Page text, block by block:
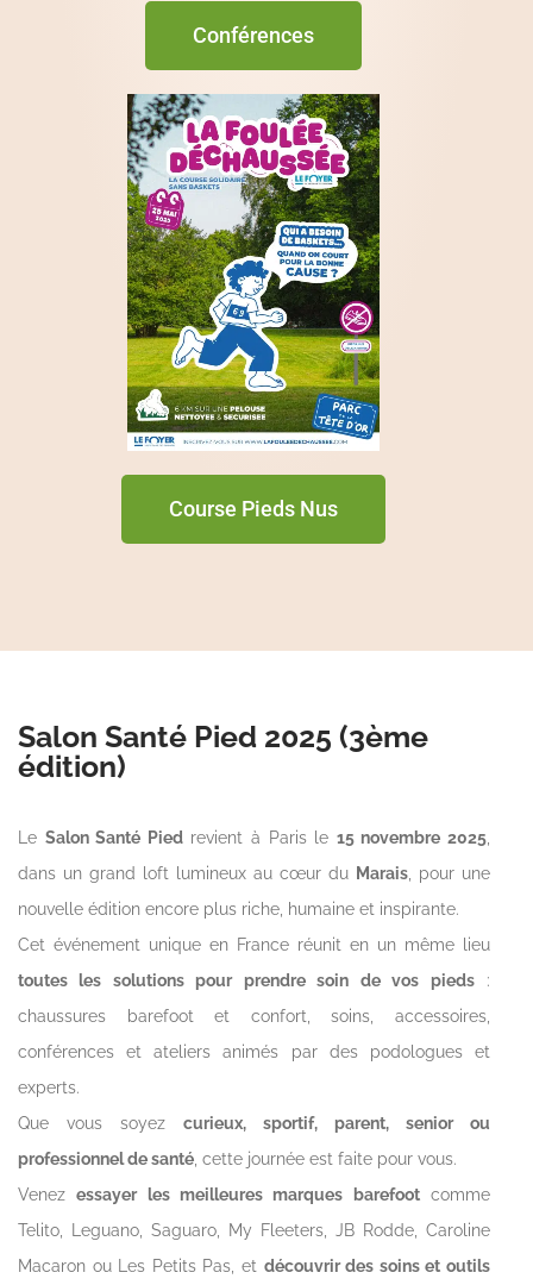
Conférences
Course Pieds Nus
Salon Santé Pied 2025 (3ème
édition)
Le Salon Santé Piedrevient à Paris le 15 novembre 2025,
dans un grand loft lumineux au cœur du Marais, pour une
nouvelle édition encore plus riche, humaine et inspirante.
Cet événement unique en France réunit en un même lieu
toutes les solutions pour prendre soin de vos pieds:
chaussures barefoot et confort, soins, accessoires,
conférences et ateliers animés par des podologues et
experts.
Que vous soyezcurieux, sportif, parent, senior ou
professionnel de santé, cette journée est faite pour vous.
Venezessayer les meilleures marques barefootcomme
Telito, Leguano, Saguaro, My Fleeters, JB Rodde, Caroline
Macaron ou Les Petits Pas, et découvrir des soins et outils